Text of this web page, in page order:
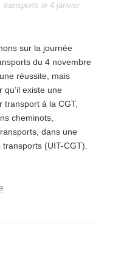
transports le 4 janvier
sur la journée
du 4 novembre
réussite, mais
qu’il existe une
transport à la CGT,
cheminots,
dans une
(UIT-CGT).